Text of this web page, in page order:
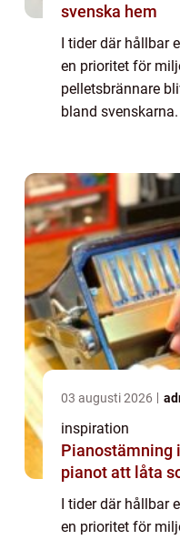
svenska hem
I tider där hållbar
en prioritet för
pelletsbrännare
bland
03 augusti 2026
inspiration
Pianostämning i
pianot att låta
I tider där hållbar
en prioritet för